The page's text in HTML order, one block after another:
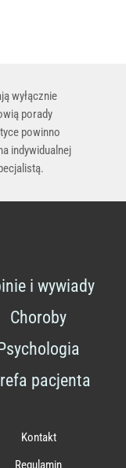
wyłącznie
porady
powinno
indywidualnej
i wywiady
Choroby
pacjenta
Kontakt
Regulamin